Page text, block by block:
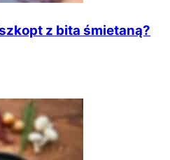
z bita śmietaną?